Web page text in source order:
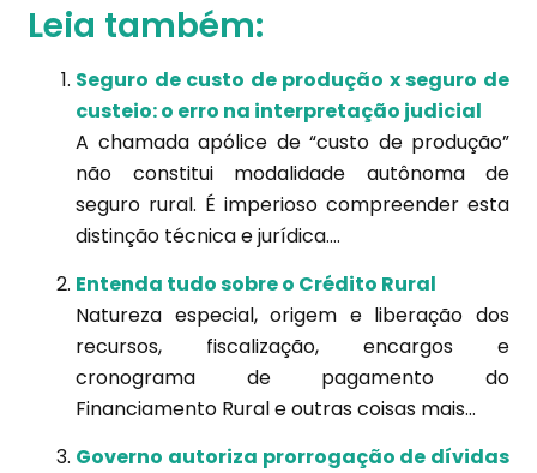
Leia também:
Seguro de custo de produção x seguro de
custeio: o erro na interpretação judicial
A chamada apólice de “custo de produção”
não constitui modalidade autônoma de
seguro rural. É imperioso compreender esta
distinção técnica e jurídica....
Entenda tudo sobre o Crédito Rural
Natureza especial, origem e liberação dos
recursos, fiscalização, encargos e
cronograma de pagamento do
Financiamento Rural e outras coisas mais...
Governo autoriza prorrogação de dívidas